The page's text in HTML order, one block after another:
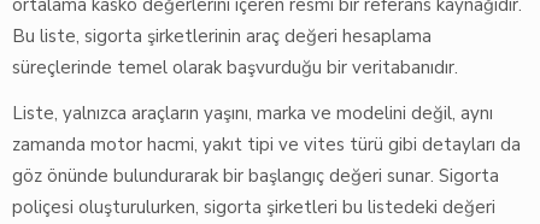
ortalama kasko değerlerini içeren resmi bir referans kaynağıdır.
Bu liste, sigorta şirketlerinin araç değeri hesaplama
süreçlerinde temel olarak başvurduğu bir veritabanıdır.
Liste, yalnızca araçların yaşını, marka ve modelini değil, aynı
zamanda motor hacmi, yakıt tipi ve vites türü gibi detayları da
göz önünde bulundurarak bir başlangıç değeri sunar. Sigorta
poliçesi oluşturulurken, sigorta şirketleri bu listedeki değeri